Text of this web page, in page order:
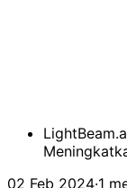
02 Feb 2024·1